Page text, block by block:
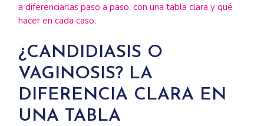
a diferenciarlas paso a paso, con una tabla clara y qué
hacer en cada caso.
¿CANDIDIASIS O
VAGINOSIS? LA
DIFERENCIA CLARA EN
UNA TABLA